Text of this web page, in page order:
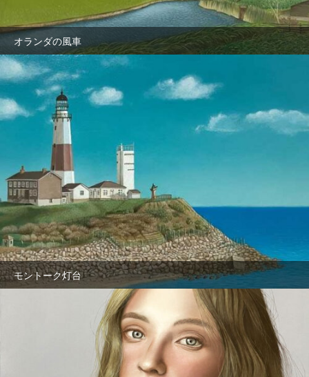
オランダの風車
モントーク灯台